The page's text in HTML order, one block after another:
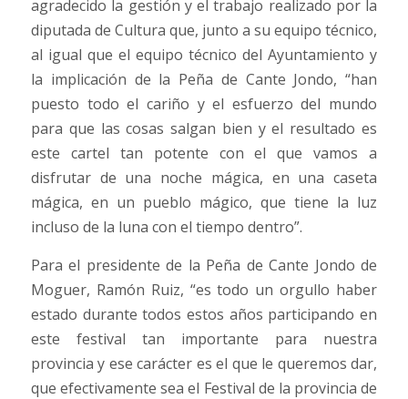
agradecido la gestión y el trabajo realizado por la
diputada de Cultura que, junto a su equipo técnico,
al igual que el equipo técnico del Ayuntamiento y
la implicación de la Peña de Cante Jondo, “han
puesto todo el cariño y el esfuerzo del mundo
para que las cosas salgan bien y el resultado es
este cartel tan potente con el que vamos a
disfrutar de una noche mágica, en una caseta
mágica, en un pueblo mágico, que tiene la luz
incluso de la luna con el tiempo dentro”.
Para el presidente de la Peña de Cante Jondo de
Moguer, Ramón Ruiz, “es todo un orgullo haber
estado durante todos estos años participando en
este festival tan importante para nuestra
provincia y ese carácter es el que le queremos dar,
que efectivamente sea el Festival de la provincia de